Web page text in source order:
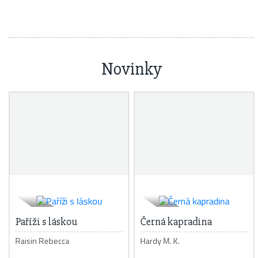
Novinky
Paříži s láskou
Raisin Rebecca
Černá kapradina
Hardy M. K.